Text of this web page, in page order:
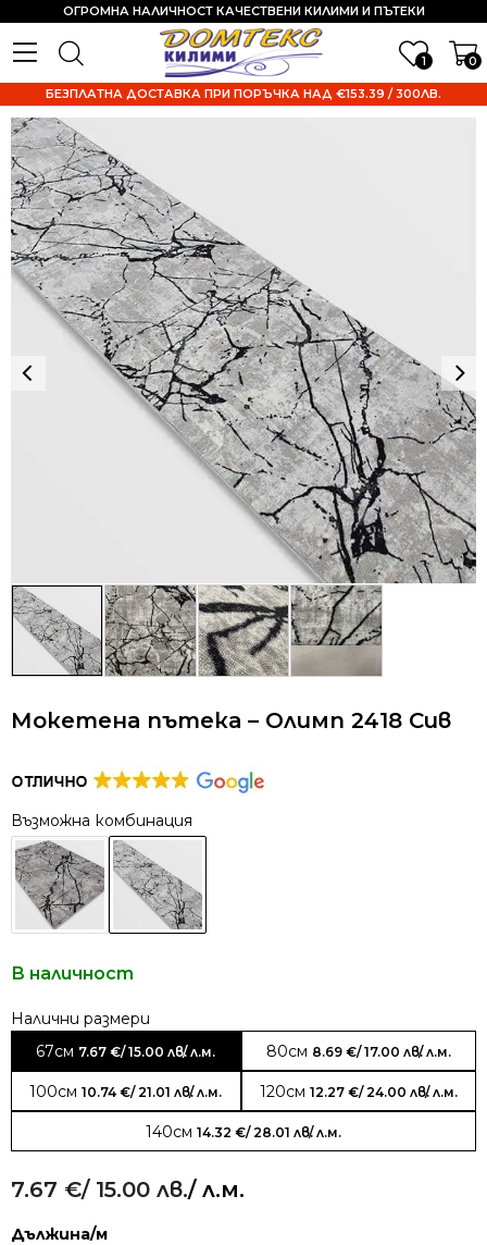
1 0
ОГРОМНА НАЛИЧНОСТ КАЧЕСТВЕНИ КИЛИМИ И ПЪТЕКИ
БЕЗПЛАТНА ДОСТАВКА ПРИ ПОРЪЧКА НАД €153.39 / 300ЛВ.
Мокетена пътека – Олимп 2418 Сив
Възможна комбинация
В наличност
67см 7.67€/ 15.00 лв./ л.м. 80см 8.69 €/ 17.00 лв./ л.м.
100см 10.74€/ 21.01 лв./ л.м. 120см 12.27 €/ 24.00 лв./ л.м.
140см 14.32 €/ 28.01 лв./ л.м.
7.67 €/ 15.00 лв./ л.м.
Дължина/м
Alternative: